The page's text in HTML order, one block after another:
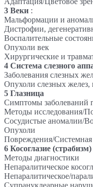
3 Веки :
Мальформации и
Дистрофии,
Воспалительные
Опухоли век
Хирургические и
4 Система слезного
Заболевания слезных
Опухоли слезных желез,
5 Глазница
Симптомы заболеваний
Методы исследования/
Сосудистые аномалии/
Опухоли
Повреждения/
6 Косоглазие (страбизм)
Методы диагностики
Непаралитическое
Непаралитическое/
Супрануклеарные